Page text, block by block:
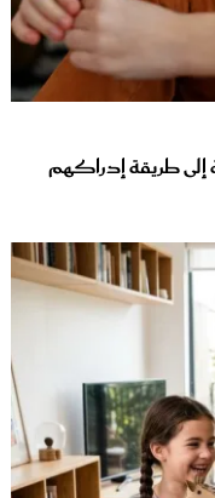
إلى طريقة إدراكهم